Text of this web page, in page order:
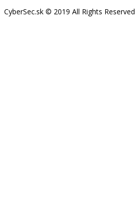
CyberSec.sk © 2019 All Rights Reserved